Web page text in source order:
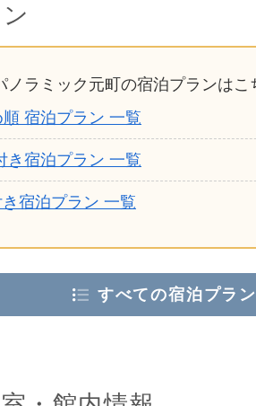
ノラミック元町の宿泊プランはこ
宿泊プラン 一覧
き宿泊プラン 一覧
宿泊プラン 一覧
すべての宿泊プラ